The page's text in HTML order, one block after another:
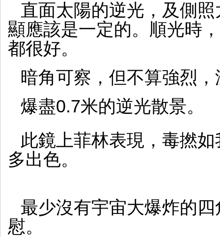
直面太陽的逆光，及側
顯應該是一定的。順光時
都很好。
暗角可察，但不算強烈
爆盡0.7米的逆光散景。
此鏡上菲林表現，毒撚
多出色。
最少沒有宇宙大爆炸的
慰。